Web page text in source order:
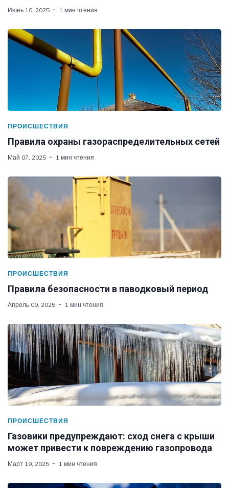
Июнь 10, 2025 1 мин чтения
ПРОИСШЕСТВИЯ
Правила охраны газораспределительных сетей
Май 07, 2025 1 мин чтения
ПРОИСШЕСТВИЯ
Правила безопасности в паводковый период
Апрель 09, 2025 1 мин чтения
ПРОИСШЕСТВИЯ
Газовики предупреждают: сход снега с крыши
может привести к повреждению газопровода
Март 19, 2025 1 мин чтения